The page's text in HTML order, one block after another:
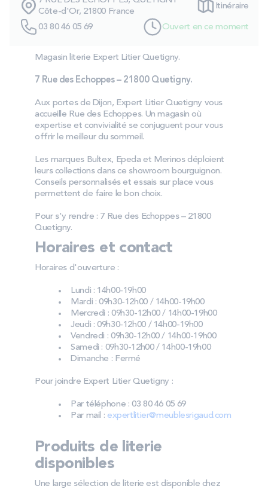
PROMOS
Storelocator
Contact
Côte-d'Or, 21800 France
Itinéraire
03 80 46 05 69 Ouvert en ce moment
Magasin literie Expert Litier Quetigny.
7 Rue des Echoppes – 21800 Quetigny.
Aux portes de Dijon, Expert Litier Quetigny vous
accueille Rue des Echoppes. Un magasin où
expertise et convivialité se conjuguent pour vous
offrir le meilleur du sommeil.
Les marques Bultex, Epeda et Merinos déploient
leurs collections dans ce showroom bourguignon.
Conseils personnalisés et essais sur place vous
permettent de faire le bon choix.
Pour s'y rendre : 7 Rue des Echoppes – 21800
Quetigny.
Horaires et contact
Horaires d'ouverture :
Lundi : 14h00-19h00
Mardi : 09h30-12h00 / 14h00-19h00
Mercredi : 09h30-12h00 / 14h00-19h00
Jeudi : 09h30-12h00 / 14h00-19h00
Vendredi : 09h30-12h00 / 14h00-19h00
Samedi : 09h30-12h00 / 14h00-19h00
Dimanche : Fermé
Pour joindre Expert Litier Quetigny :
Par téléphone : 03 80 46 05 69
Par mail : expertlitier@meublesrigaud.com
Produits de literie
disponibles
Une large sélection de literie est disponible chez